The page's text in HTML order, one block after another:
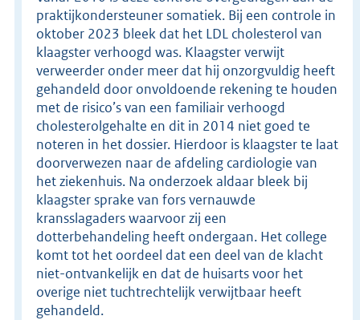
praktijkondersteuner somatiek. Bij een controle in
oktober 2023 bleek dat het LDL cholesterol van
klaagster verhoogd was. Klaagster verwijt
verweerder onder meer dat hij onzorgvuldig heeft
gehandeld door onvoldoende rekening te houden
met de risico’s van een familiair verhoogd
cholesterolgehalte en dit in 2014 niet goed te
noteren in het dossier. Hierdoor is klaagster te laat
doorverwezen naar de afdeling cardiologie van
het ziekenhuis. Na onderzoek aldaar bleek bij
klaagster sprake van fors vernauwde
kransslagaders waarvoor zij een
dotterbehandeling heeft ondergaan. Het college
komt tot het oordeel dat een deel van de klacht
niet-ontvankelijk en dat de huisarts voor het
overige niet tuchtrechtelijk verwijtbaar heeft
gehandeld.